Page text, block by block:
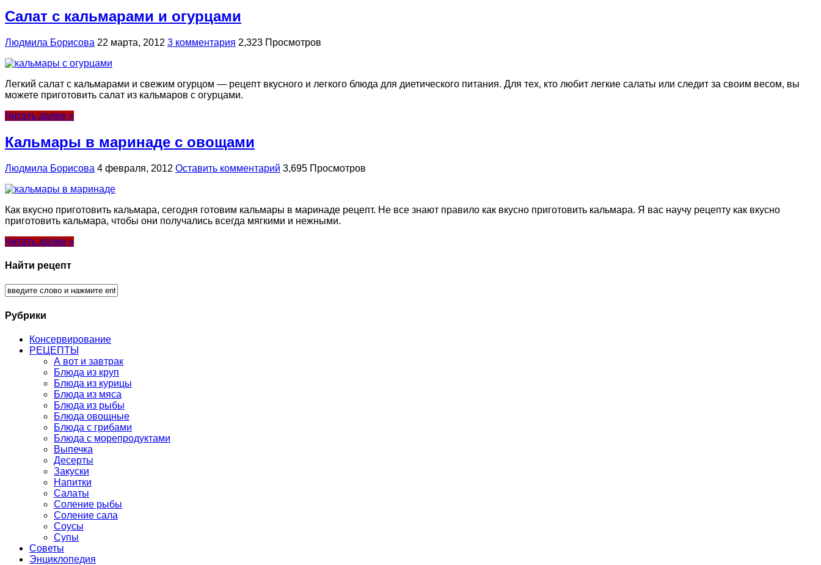
Салат с кальмарами и огурцами
Людмила Борисова 22 марта, 2012 3 комментария 2,323 Просмотров
Легкий салат с кальмарами и свежим огурцом — рецепт вкусного и легкого блюда для диетического питания. Для тех, кто любит легкие салаты или следит за своим весом, вы
можете приготовить салат из кальмаров с огурцами.
Читать далее »
Кальмары в маринаде с овощами
Людмила Борисова 4 февраля, 2012 Оставить комментарий 3,695 Просмотров
Как вкусно приготовить кальмара, сегодня готовим кальмары в маринаде рецепт. Не все знают правило как вкусно приготовить кальмара. Я вас научу рецепту как вкусно
приготовить кальмара, чтобы они получались всегда мягкими и нежными.
Читать далее »
Найти рецепт
Рубрики
Консервирование
РЕЦЕПТЫ
А вот и завтрак
Блюда из круп
Блюда из курицы
Блюда из мяса
Блюда из рыбы
Блюда овощные
Блюда с грибами
Блюда с морепродуктами
Выпечка
Десерты
Закуски
Напитки
Салаты
Соление рыбы
Соление сала
Соусы
Супы
Советы
Энциклопедия